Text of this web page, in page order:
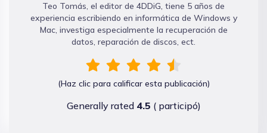
Teo Tomás, el editor de 4DDiG, tiene 5 años de
experiencia escribiendo en informática de Windows y
Mac, investiga especialmente la recuperación de
datos, reparación de discos, ect.
(Haz clic para calificar esta publicación)
Generally rated 4.5 (participó)